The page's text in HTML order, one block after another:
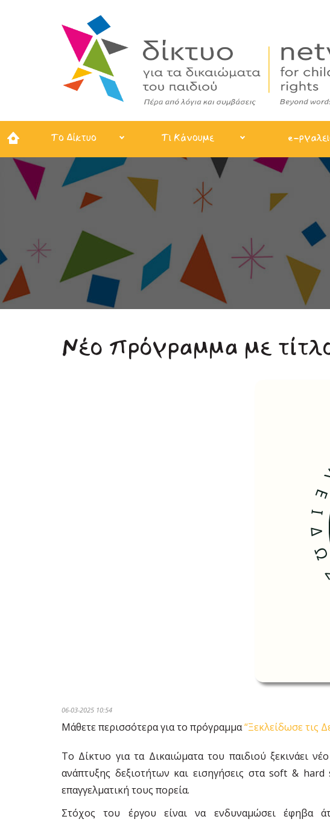
Το Δίκτυο Τι Κάνουμε e-
Νέο πρόγραμμα με
06-03-2025 10:54
Μάθετε περισσότερα για το πρόγραμμα“Ξεκλείδωσε τις
Το Δίκτυο για τα Δικαιώματα του παιδιού ξεκινάει
ανάπτυξης δεξιοτήτων και εισηγήσεις στα soft &
επαγγελματική τους πορεία.
Στόχος του έργου είναι να ενδυναμώσει έφηβα